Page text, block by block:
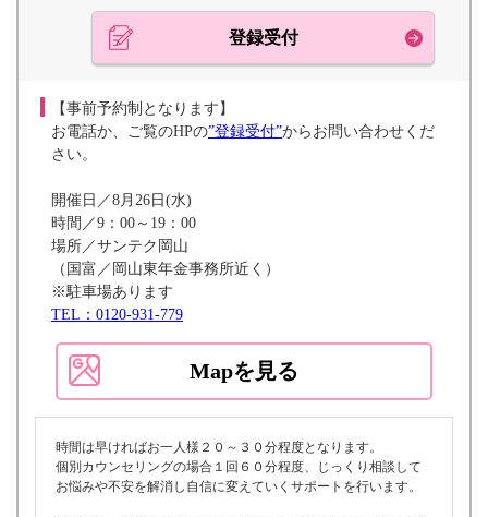
登録受付
【事前予約制となります】
お電話か、ご覧のHPの”登録受付”からお問い合わせくだ
さい。
開催日／8月26日(水)
時間／9：00～19：00
場所／サンテク岡山
（国富／岡山東年金事務所近く）
※駐車場あります
TEL：0120-931-779
Mapを見る
時間は早ければお一人様２０～３０分程度となります。
個別カウンセリングの場合１回６０分程度、じっくり相談して
お悩みや不安を解消し自信に変えていくサポートを行います。